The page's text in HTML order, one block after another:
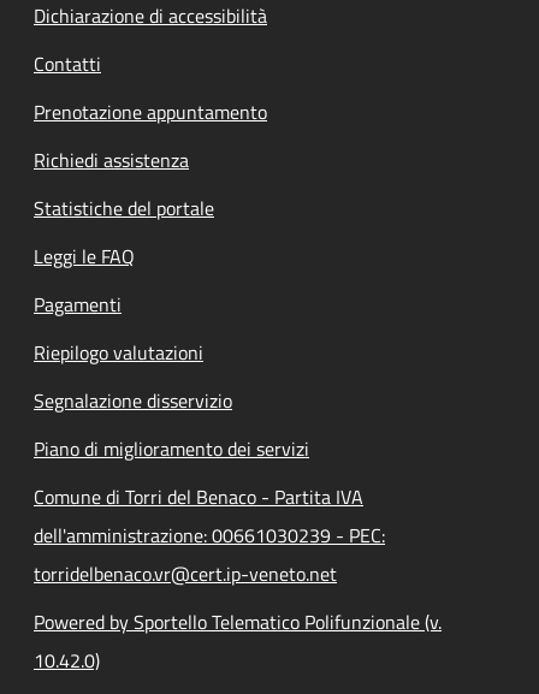
Dichiarazione di accessibilità
Contatti
Prenotazione appuntamento
Richiedi assistenza
Statistiche del portale
Leggi le FAQ
Pagamenti
Riepilogo valutazioni
Segnalazione disservizio
Piano di miglioramento dei servizi
Comune di Torri del Benaco - Partita IVA
dell'amministrazione: 00661030239 - PEC:
torridelbenaco.vr@cert.ip-veneto.net
Powered by Sportello Telematico Polifunzionale (v.
10.42.0)